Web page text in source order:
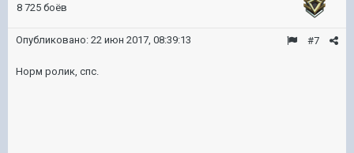
8 725 боёв
#7
Опубликовано: 22 июн 2017, 08:39:13
Норм ролик, спс.